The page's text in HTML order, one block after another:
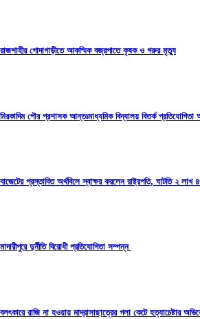
রাজশাহীর গোদাগাড়ীতে আকস্মিক বজ্রপাতে কৃষক ও গরুর মৃত্যু
মিরকাদিম পৌর প্রশাসক আন্তঃমাধ্যমিক বিদ্যালয় বিতর্ক প্রতিযোগিতা
বাজেটের প্রস্তাবিত অর্থবিলে স্বাক্ষর করলেন রাষ্ট্রপতি, ঘাটতি ২ লাখ
মাদারীপুরে দুর্নীতি বিরোধী প্রতিযোগিতা সম্পন্ন
বলৎকারে রাজি না হওয়ায় মাদ্রাসাছাত্রের গলা কেটে হত্যাচেষ্টার